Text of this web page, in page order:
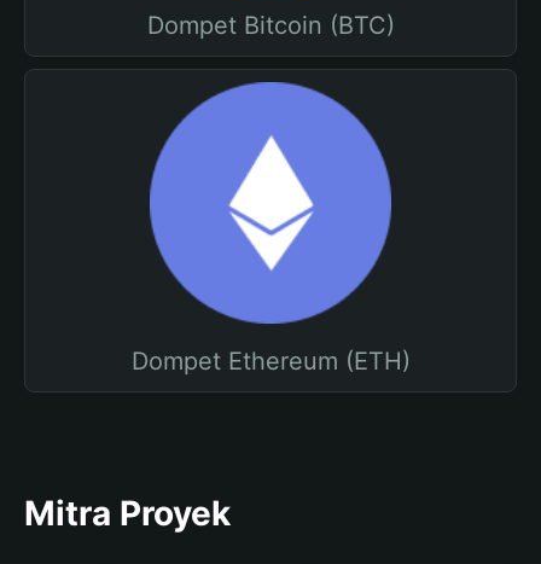
Dompet Bitcoin (BTC)
Dompet Ethereum (ETH)
Mitra Proyek